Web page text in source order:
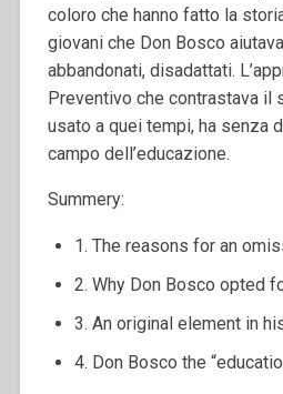
coloro che hanno fatto la
giovani che Don Bosco
abbandonati, disadattati.
Preventivo che contrastava il
usato a quei tempi, ha senza
campo dell’educazione.
Summery:
1. The reasons for an
2. Why Don Bosco opted
3. An original element in
4. Don Bosco the